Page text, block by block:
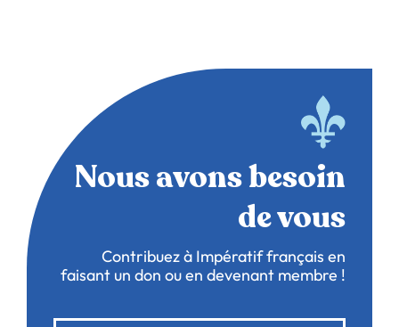
Nous avons besoin
de vous
Contribuez à Impératif français en
faisant un don ou en devenant membre !